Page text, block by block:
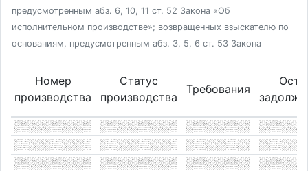
предусмотренным абз. 6, 10, 11 ст. 52 Закона «Об
исполнительном производстве»; возвращенных взыскателю по
основаниям, предусмотренным абз. 3, 5, 6 ст. 53 Закона
Номер
производства
Статус
производства
Требования